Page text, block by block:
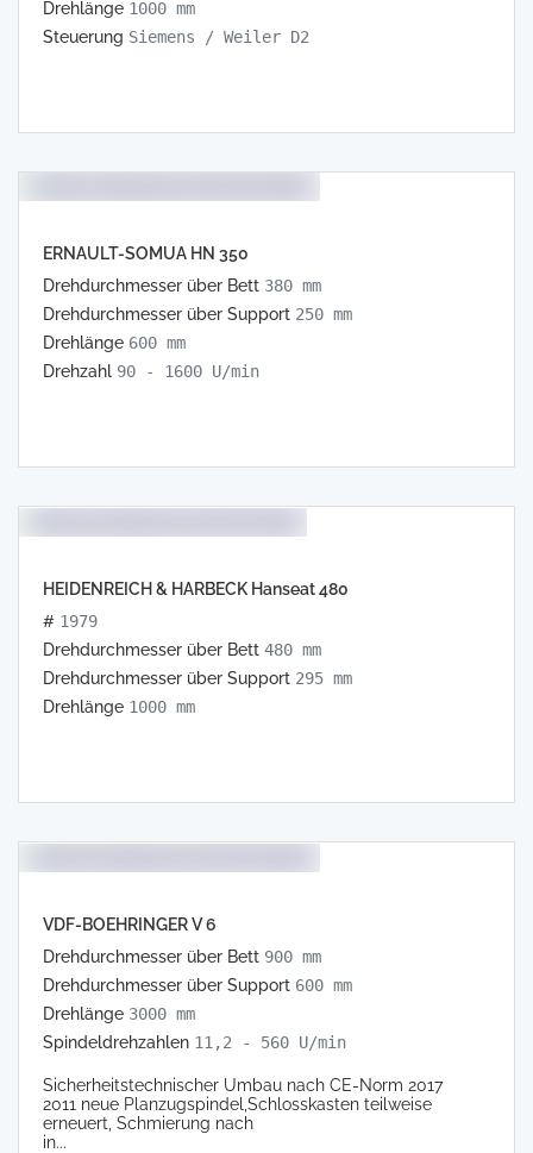
Drehlänge 1000 mm
Steuerung Siemens / Weiler D2
ERNAULT-SOMUA HN 350
Drehdurchmesser über Bett 380 mm
Drehdurchmesser über Support 250 mm
Drehlänge 600 mm
Drehzahl 90 - 1600 U/min
HEIDENREICH & HARBECK Hanseat 480
# 1979
Drehdurchmesser über Bett 480 mm
Drehdurchmesser über Support 295 mm
Drehlänge 1000 mm
VDF-BOEHRINGER V 6
Drehdurchmesser über Bett 900 mm
Drehdurchmesser über Support 600 mm
Drehlänge 3000 mm
Spindeldrehzahlen 11,2 - 560 U/min
Sicherheitstechnischer Umbau nach CE-Norm 2017
2011 neue Planzugspindel,Schlosskasten teilweise
erneuert, Schmierung nach
in...